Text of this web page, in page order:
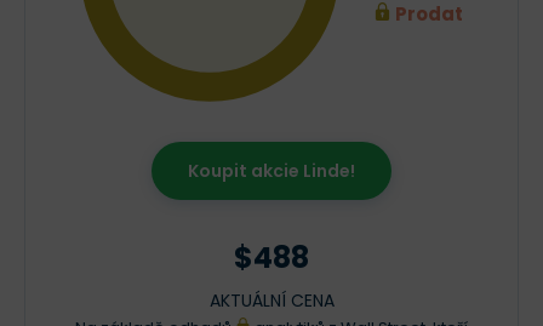
Prodat
Koupit akcie Linde!
$488
AKTUÁLNÍ CENA